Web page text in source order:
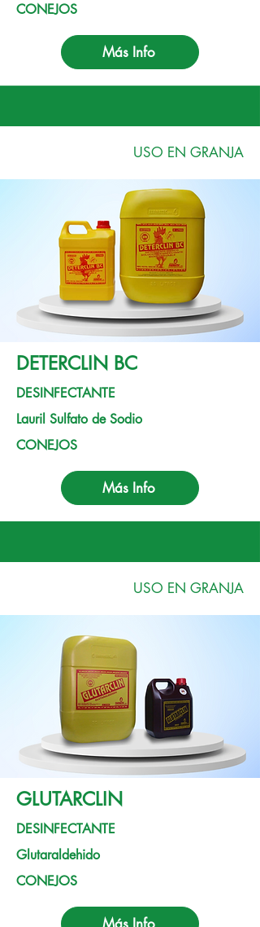
CONEJOS
Más Info
USO EN GRANJA
DETERCLIN BC
DESINFECTANTE
Lauril Sulfato de Sodio
CONEJOS
Más Info
USO EN GRANJA
GLUTARCLIN
DESINFECTANTE
Glutaraldehido
CONEJOS